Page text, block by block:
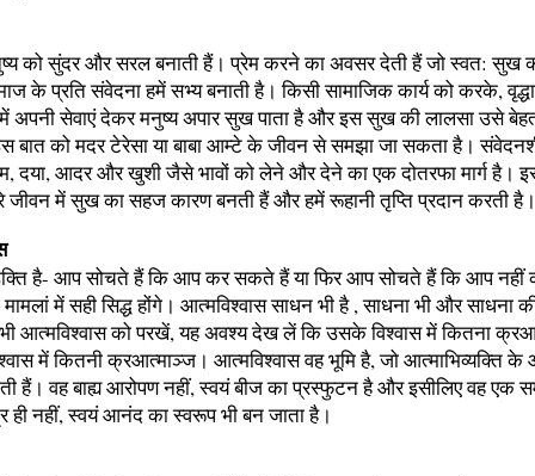
को सुंदर और सरल बनाती हैं। प्रेम करने का अवसर देती हैं जो स्वत: सुख
के प्रति संवेदना हमें सभ्य बनाती है। किसी सामाजिक कार्य को करके,
अपनी सेवाएं देकर मनुष्य अपार सुख पाता है और इस सुख की लालसा उसे
बात को मदर टेरेसा या बाबा आम्टे के जीवन से समझा जा सकता है।
दया, आदर और खुशी जैसे भावों को लेने और देने का एक दोतरफा मार्ग है।
जीवन में सुख का सहज कारण बनती हैं और हमें रूहानी तृप्ति प्रदान करती है।
है- आप सोचते हैं कि आप कर सकते हैं या फिर आप सोचते हैं कि आप
में सही सिद्ध होंगे। आत्मविश्वास साधन भी है , साधना भी और साधना
आत्मविश्वास को परखें, यह अवश्य देख लें कि उसके विश्वास में कितना
में कितनी क्रआत्माञ्ज। आत्मविश्वास वह भूमि है, जो आत्माभिव्यक्ति
हैं। वह बाह्य आरोपण नहीं, स्वयं बीज का प्रस्फुटन है और इसीलिए वह एक
नहीं, स्वयं आनंद का स्वरूप भी बन जाता है।